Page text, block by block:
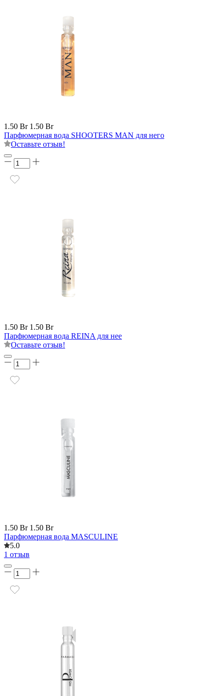
1.50 Br 1.50 Br
Парфюмерная вода SHOOTERS MAN для него
Оставьте отзыв!
1.50 Br 1.50 Br
Парфюмерная вода REINA для нее
Оставьте отзыв!
1.50 Br 1.50 Br
Парфюмерная вода MASCULINE
5.0
1 отзыв